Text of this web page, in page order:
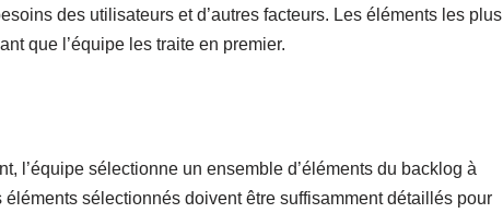
des utilisateurs et d’autres facteurs. Les éléments les plus
que l’équipe les traite en premier.
l’équipe sélectionne un ensemble d’éléments du backlog à
sélectionnés doivent être suffisamment détaillés pour